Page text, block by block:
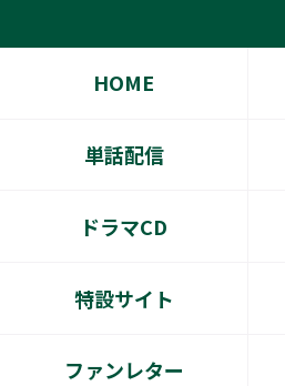
HOME
単話配信
ドラマCD
特設サイト
ファンレター